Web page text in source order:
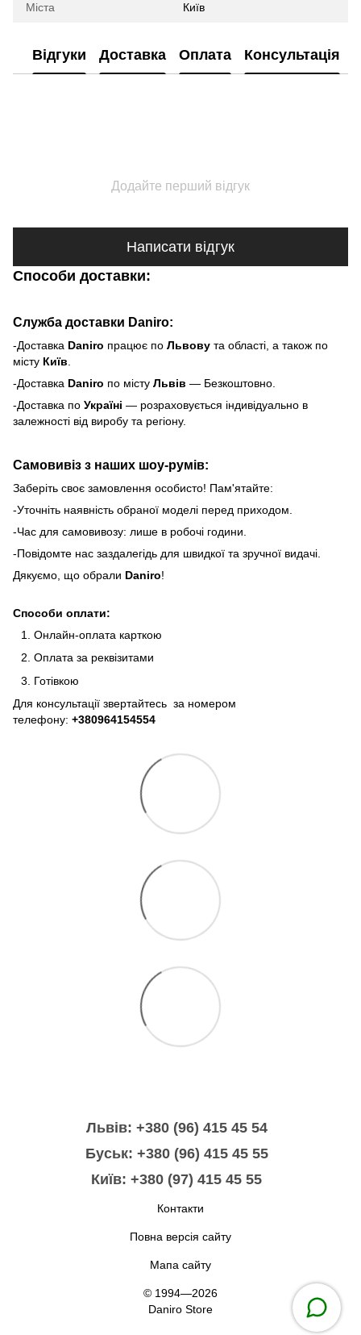
Міста Київ
Відгуки Доставка Оплата Консультація
Додайте перший відгук
Написати відгук
Способи доставки:
Служба доставки Daniro:
-Доставка Daniro працює по Львову та області, а також по
місту Київ
-Доставка Daniro по місту Львів — Безкоштовно.
-Доставка по Україні — розраховується індивідуально в
залежності від виробу та регіону.
Самовивіз з наших шоу-румів:
Заберіть своє замовлення особисто! Пам'ятайте:
-Уточніть наявність обраної моделі перед приходом.
-Час для самовивозу: лише в робочі години.
-Повідомте нас заздалегідь для швидкої та зручної видачі.
Дякуємо, що обрали Daniro!
Способи оплати:
Онлайн-оплата карткою
Оплата за реквізитами
Готівкою
Для консультації звертайтесь за номером
телефону: +380964154554
Львів: +380 (96) 415 45 54
Буськ: +380 (96) 415 45 55
Київ: +380 (97) 415 45 55
Контакти
Повна версія сайту
Мапа сайту
© 1994—2026
Daniro Store